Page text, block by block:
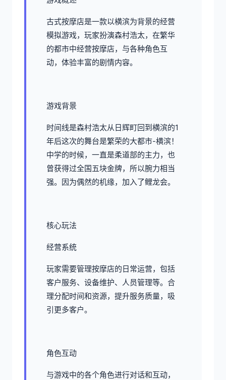
古式按摩店是一款以横滨为背景的经营
模拟游戏，玩家扮演森村浩太，在繁华
的都市中经营按摩店，与各种角色互
动，体验丰富的剧情内容。
游戏背景
时间线是森村浩太从日辉町回到横滨的1
年后这次的舞台是繁荣的大都市-横滨！
中学的时候，一直是柔道部的主力，也
曾获得过全国五块金牌，所以腕力相当
强。因为偶然的机缘，加入了鲤龙会。
核心玩法
经营系统
玩家需要管理按摩店的日常运营，包括
客户服务、设备维护、人员管理等。合
理分配时间和资源，提升服务质量，吸
引更多客户。
角色互动
与游戏中的各个角色进行对话和互动，